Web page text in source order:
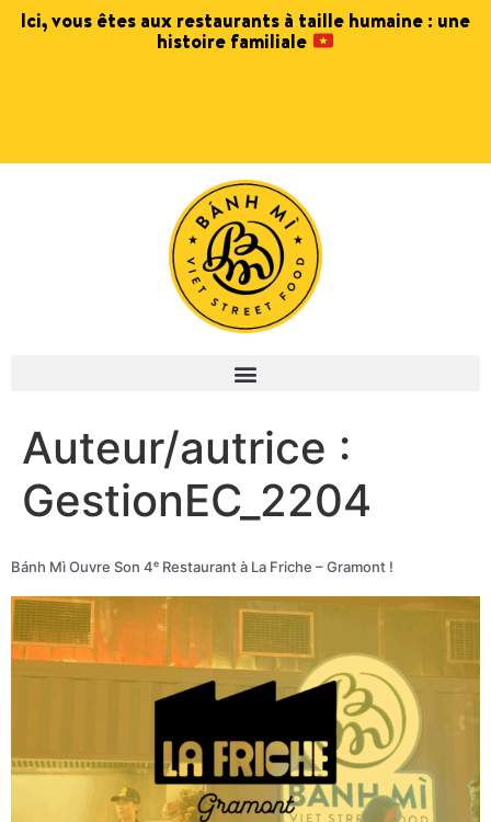
Ici, vous êtes aux restaurants à taille humaine : une
histoire familiale
Auteur/autrice :
GestionEC_2204
Bánh Mì Ouvre Son 4ᵉ Restaurant à La Friche – Gramont !